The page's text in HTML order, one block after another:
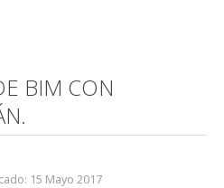
BIM CON
15 Mayo 2017